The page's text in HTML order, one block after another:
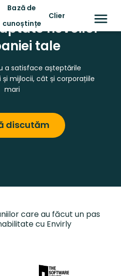
nevoilor
tale
a satisface așteptările
mijlocii, cât și corporațiile
mari
discutăm
care au făcut un pas
cu Envirly
Bază de
cunoștințe
Clienți